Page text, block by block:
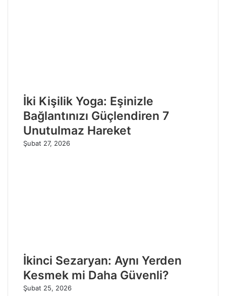
İki Kişilik Yoga: Eşinizle
Bağlantınızı Güçlendiren 7
Unutulmaz Hareket
Şubat 27, 2026
İkinci Sezaryan: Aynı Yerden
Kesmek mi Daha Güvenli?
Şubat 25, 2026